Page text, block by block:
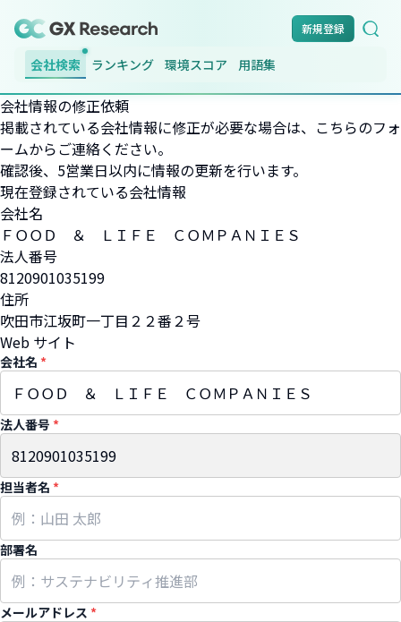
新規登録
会社検索 ランキング 環境スコア 用語集
会社情報の修正依頼
掲載されている会社情報に修正が必要な場合は、こちらのフォ
ームからご連絡ください。
確認後、5営業日以内に情報の更新を行います。
現在登録されている会社情報
会社名
ＦＯＯＤ ＆ ＬＩＦＥ ＣＯＭＰＡＮＩＥＳ
法人番号
8120901035199
住所
吹田市江坂町一丁目２２番２号
Web サイト
会社名 *
法人番号 *
担当者名 *
部署名
メールアドレス *